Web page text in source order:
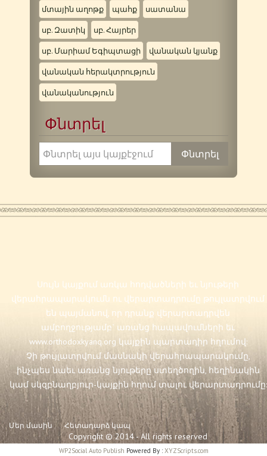
մտային աղոթք պահք սատանա
սբ. Զատիկ սբ. Հայրեր
սբ. Մարիամ Եգիպտացի վանական կյանք
վանական հերակտրություն
վանականություն
Փնտրել
Սույն կայքում առկա հոդվածների եւ նյութերի
վերահրապարակումն ու վերարտադրումը թույլատրվում
են պայմանով, որ դրանք վերարտադրվեն
ամբողջությամբ` առանց հապավումների եւ
www.orthodoxkyanq.org կայքին պարտադիր հղումով:
Չի թույլատրվում մասնակի վերահրապարակումը,
ինչպես նաեւ առանց նյութերը ստեղծողին, հեղինակին
կամ սկզբնաղբյուր-կայքին հղում տալու վերարտադրումը:
Մեր մասին Հետադարձ կապ
Copyright © 2014 - All rights reserved
WP2Social Auto Publish Powered By :XYZScripts.com